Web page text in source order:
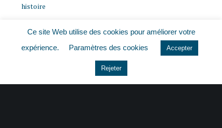
histoire
Le coin du dirigeant
Non classé
Ce site Web utilise des cookies pour améliorer votre
expérience.
Paramètres des cookies Accepter
Rejeter